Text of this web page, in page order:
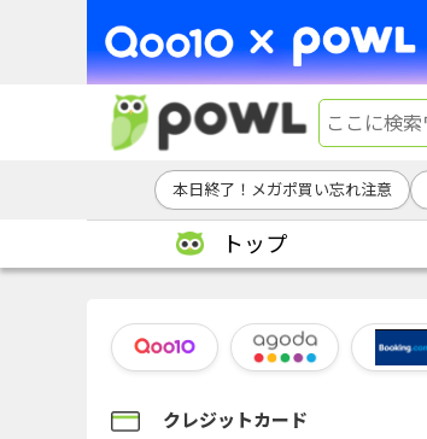
本日終了！メガポ買い忘れ注意
トップ
クレジットカード